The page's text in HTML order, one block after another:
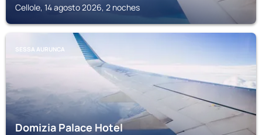
Cellole, 14 agosto 2026, 2 noches
SESSA AURUNCA
Domizia Palace Hotel